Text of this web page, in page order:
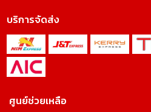
บริการจัดส่ง
ศูนย์ช่วยเหลือ